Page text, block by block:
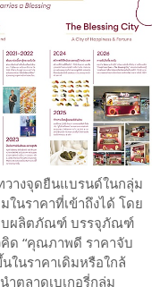
วางจุดยืนแบรนด์ในกลุ่ม
นราคาที่เข้าถึงได้ โดย
บผลิตภัณฑ์ บรรจุภัณฑ์
ด “คุณภาพดี ราคาจับ
ในราคาเดิมหรือใกล้
ำตลาดเบเกอรี่กลุ่ม